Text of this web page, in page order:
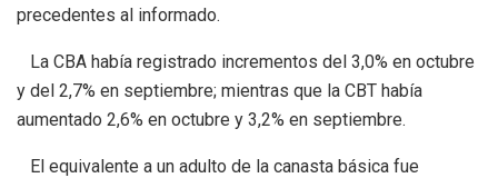
precedentes al informado.
La CBA había registrado incrementos del 3,0% en octubre
y del 2,7% en septiembre; mientras que la CBT había
aumentado 2,6% en octubre y 3,2% en septiembre.
El equivalente a un adulto de la canasta básica fue